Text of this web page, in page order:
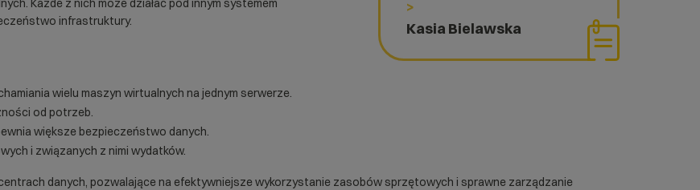
>
Kasia Bielawska
Każde z nich może działać pod innym systemem
infrastruktury.
wielu maszyn wirtualnych na jednym serwerze.
od potrzeb.
większe bezpieczeństwo danych.
i związanych z nimi wydatków.
danych, pozwalające na efektywniejsze wykorzystanie zasobów sprzętowych i sprawne zarządzanie